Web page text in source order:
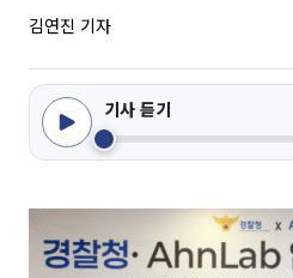
김연진 기자
기사 듣기